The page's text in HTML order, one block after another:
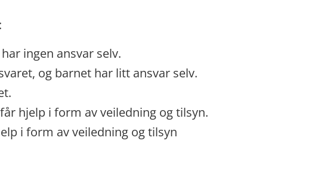
ingen ansvar selv.
og barnet har litt ansvar selv.
hjelp i form av veiledning og tilsyn.
i form av veiledning og tilsyn